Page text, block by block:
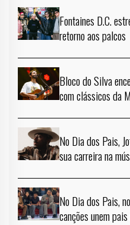
Fontaines D.C.
retorno aos palcos
Bloco do Silva
com clássicos da
No Dia dos Pais,
sua carreira na
No Dia dos Pais,
canções unem